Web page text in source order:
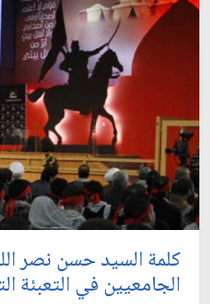
كلمة السيد حسن نصر
الجامعيين في التعبئة